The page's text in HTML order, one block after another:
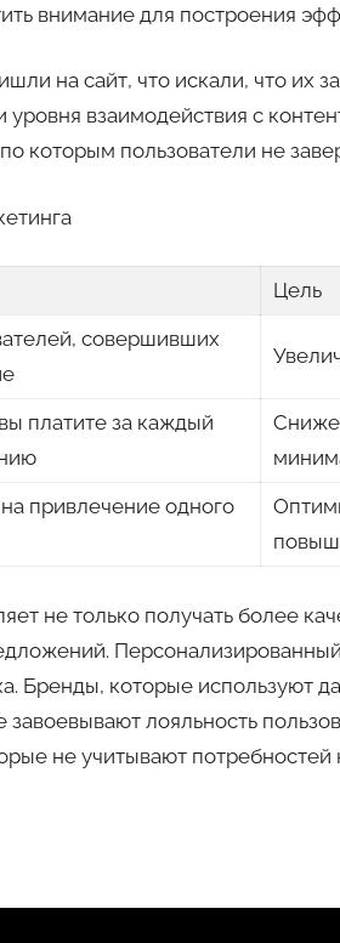
внимание для построения
на сайт, что искали, что их
взаимодействия с
которым пользователи не
Цель
совершивших
платите за каждый
привлечение одного
не только получать более
Бренды, которые используют
лояльность
не учитывают потребностей